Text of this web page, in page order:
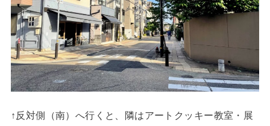
↑反対側（南）へ行くと、隣はアートクッキー教室・展